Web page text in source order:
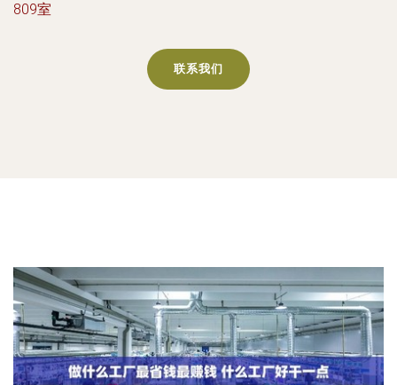
809室
联系我们